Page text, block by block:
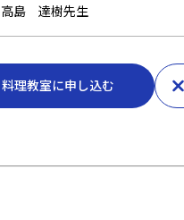
高島 達樹先生
料理教室に申し込む